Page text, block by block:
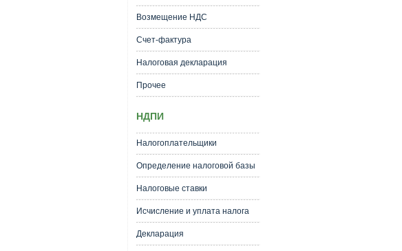
Возмещение НДС
Счет-фактура
Налоговая декларация
Прочее
НДПИ
Налогоплательщики
Определение налоговой базы
Налоговые ставки
Исчисление и уплата налога
Декларация